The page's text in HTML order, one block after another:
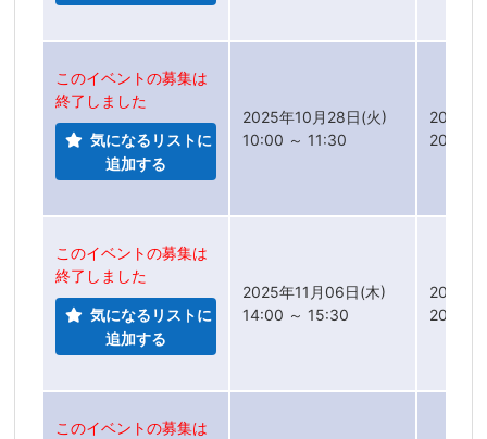
このイベントの募集は
終了しました
気になるリストに
追加する
2025年10月28日(火)
10:00 ～ 11:30
2025年
2025年
このイベントの募集は
終了しました
気になるリストに
追加する
2025年11月06日(木)
14:00 ～ 15:30
2025年
2025年
このイベントの募集は